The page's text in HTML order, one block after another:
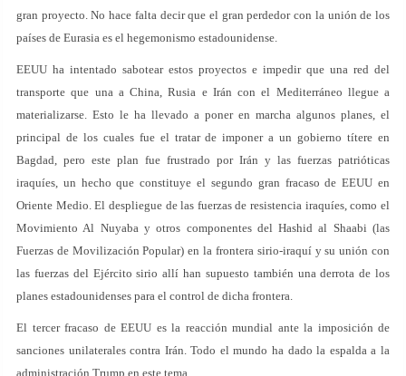
gran proyecto. No hace falta decir que el gran perdedor con la unión de los
países de Eurasia es el hegemonismo estadounidense.
EEUU ha intentado sabotear estos proyectos e impedir que una red del
transporte que una a China, Rusia e Irán con el Mediterráneo llegue a
materializarse. Esto le ha llevado a poner en marcha algunos planes, el
principal de los cuales fue el tratar de imponer a un gobierno títere en
Bagdad, pero este plan fue frustrado por Irán y las fuerzas patrióticas
iraquíes, un hecho que constituye el segundo gran fracaso de EEUU en
Oriente Medio. El despliegue de las fuerzas de resistencia iraquíes, como el
Movimiento Al Nuyaba y otros componentes del Hashid al Shaabi (las
Fuerzas de Movilización Popular) en la frontera sirio-iraquí y su unión con
las fuerzas del Ejército sirio allí han supuesto también una derrota de los
planes estadounidenses para el control de dicha frontera.
El tercer fracaso de EEUU es la reacción mundial ante la imposición de
sanciones unilaterales contra Irán. Todo el mundo ha dado la espalda a la
administración Trump en este tema.